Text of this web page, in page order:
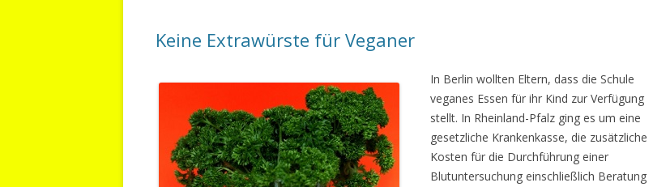
Keine Extrawürste für Veganer
In Berlin wollten Eltern, dass die Schule
veganes Essen für ihr Kind zur Verfügung
stellt. In Rheinland-Pfalz ging es um eine
gesetzliche Krankenkasse, die zusätzliche
Kosten für die Durchführung einer
Blutuntersuchung einschließlich Beratung